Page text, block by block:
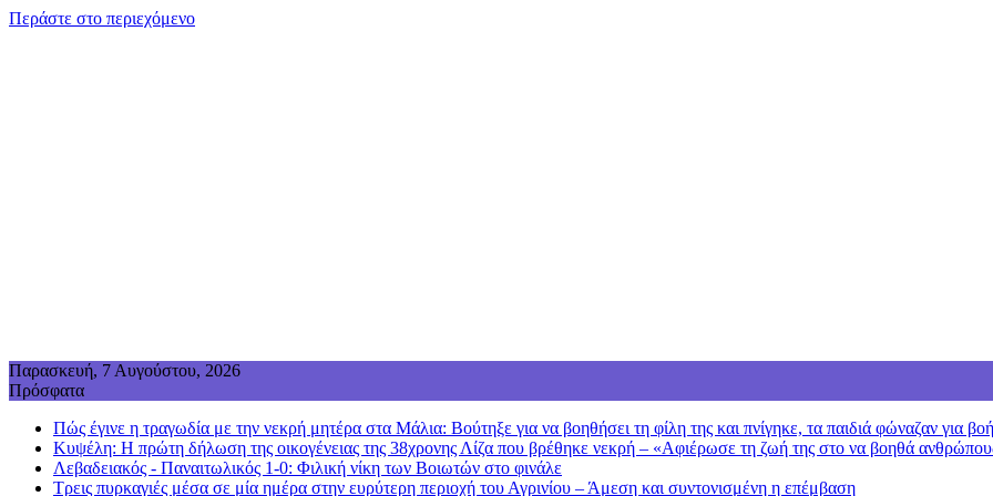
Περάστε στο περιεχόμενο
Παρασκευή, 7 Αυγούστου, 2026
Πρόσφατα
Πώς έγινε η τραγωδία με την νεκρή μητέρα στα Μάλια: Βούτηξε για να βοηθήσει τη φίλη της και πνίγηκε, τα παιδιά φώναζαν για
Κυψέλη: Η πρώτη δήλωση της οικογένειας της 38χρονης Λίζα που βρέθηκε νεκρή – «Αφιέρωσε τη ζωή της στο να βοηθά
Λεβαδειακός - Παναιτωλικός 1-0: Φιλική νίκη των Βοιωτών στο φινάλε
Τρεις πυρκαγιές μέσα σε μία ημέρα στην ευρύτερη περιοχή του Αγρινίου – Άμεση και συντονισμένη η επέμβαση